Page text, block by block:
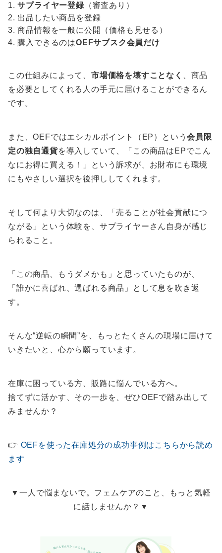
サプライヤー登録 （審査あり）
出品したい商品を登録
商品情報を一般に公開（価格も見せる）
購入できるのはOEFサブスク会員だけ
この仕組みによって、 市場価格を壊すことなく
、商品
を必要としてくれる人の手元に届けることができるん
です。
また、OEFではエシカルポイント（EP）という会員限
定の独自通貨を導入していて、「この商品はEPでこん
なにお得に買える！」という訴求が、お財布にも環境
にもやさしい選択を後押ししてくれます。
そして何より大切なのは、「売ることが社会貢献につ
ながる」という体験を、サプライヤーさん自身が感じ
られること。
「この商品、もうダメかも」と思っていたものが、
「誰かに喜ばれ、選ばれる商品」として息を吹き返
す。
そんな“逆転の瞬間”を、もっとたくさんの現場に届けて
いきたいと、心から願っています。
在庫に困っている方、販路に悩んでいる方へ。
捨てずに活かす、その一歩を、ぜひOEFで踏み出して
みませんか？
👉 OEFを使った在庫処分の成功事例はこちらから読め
ます
▼一人で悩まないで。フェムケアのこと、もっと気軽
に話しませんか？▼